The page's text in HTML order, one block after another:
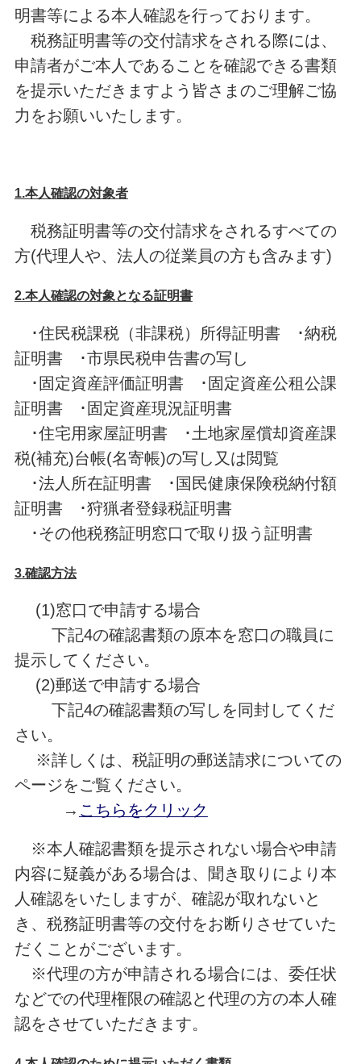
明書等による本人確認を行っております。
税務証明書等の交付請求をされる際には、
申請者がご本人であることを確認できる書類
を提示いただきますよう皆さまのご理解ご協
力をお願いいたします。
1.本人確認の対象者
税務証明書等の交付請求をされるすべての
方(代理人や、法人の従業員の方も含みます)
2.本人確認の対象となる証明書
･住民税課税（非課税）所得証明書 ･納税
証明書 ･市県民税申告書の写し
･固定資産評価証明書 ･固定資産公租公課
証明書 ･固定資産現況証明書
･住宅用家屋証明書 ･土地家屋償却資産課
税(補充)台帳(名寄帳)の写し又は閲覧
･法人所在証明書 ･国民健康保険税納付額
証明書 ･狩猟者登録税証明書
･その他税務証明窓口で取り扱う証明書
3.確認方法
(1)窓口で申請する場合
下記4の確認書類の原本を窓口の職員に
提示してください。
(2)郵送で申請する場合
下記4の確認書類の写しを同封してくだ
さい。
※詳しくは、税証明の郵送請求についての
ページをご覧ください。
→ こちらをクリック
※本人確認書類を提示されない場合や申請
内容に疑義がある場合は、聞き取りにより本
人確認をいたしますが、確認が取れないと
き、税務証明書等の交付をお断りさせていた
だくことがございます。
※代理の方が申請される場合には、委任状
などでの代理権限の確認と代理の方の本人確
認をさせていただきます。